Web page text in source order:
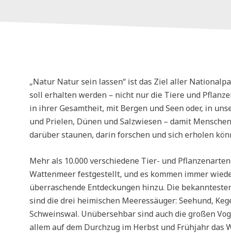
„Natur Natur sein lassen“ ist das Ziel aller
soll erhalten werden – nicht nur die Tiere und
in ihrer Gesamtheit, mit Bergen und Seen oder, in
und Prielen, Dünen und Salzwiesen – damit
darüber staunen, darin forschen und sich erholen
Mehr als 10.000 verschiedene Tier- und
Wattenmeer festgestellt, und es kommen immer
überraschende Entdeckungen hinzu. Die
sind die drei heimischen Meeressäuger: Seehund,
Schweinswal. Unübersehbar sind auch die großen
allem auf dem Durchzug im Herbst und Frühjahr das